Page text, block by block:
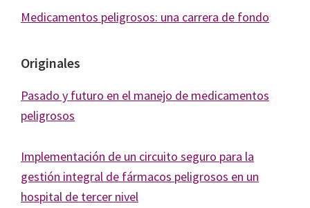
Medicamentos peligrosos: una carrera de fondo
Originales
Pasado y futuro en el manejo de medicamentos
peligrosos
Implementación de un circuito seguro para la
gestión integral de fármacos peligrosos en un
hospital de tercer nivel